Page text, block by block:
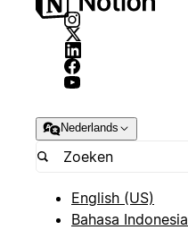
Nederlands
English (US)
Bahasa Indonesia